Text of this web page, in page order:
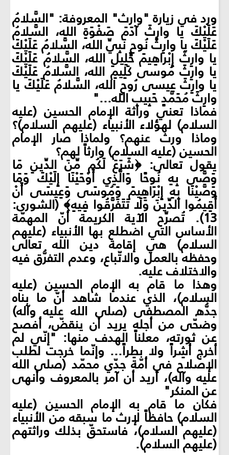
ورد في زيارة "وارث" المعروفة: "السَّلامُ
عَلَيْكَ يا وارِثَ آدَمَ صَفْوَةِ الله، السَّلامُ
عَلَيْكَ يا وارِثَ نُوحٍ نَبِيِّ الله، السَّلامُ عَلَيْكَ
يا وارِثَ إِبْراهِيمَ خَلِيلِ الله، السَّلامُ عَلَيْكَ
يا وارِثَ مُوسى كَلِيمِ الله، السَّلامُ عَلَيْكَ
يا وارِثَ عِيسى رُوحِ الله، السَّلامُ عَلَيْكَ يا
وارِثَ مُحَمَّدٍ حَبِيبِ الله..."
فماذا تعني وراثة الإمام الحسين (عليه
السلام) لهؤلاء الأنبياء (عليهم السلام)؟
وماذا ورث عنهم؟ ولماذا صار الإمام
الحسين (عليه السلام) وارثاً لهم؟
يقول تعالى: ﴿شَرَعَ لَكُم مِّنَ الدِّينِ مَا
وَصَّى بِهِ نُوحًا وَالَّذِي أَوْحَيْنَا إِلَيْكَ وَمَا
وَصَّيْنَا بِهِ إِبْرَاهِيمَ وَمُوسَى وَعِيسَى أَنْ
أَقِيمُوا الدِّينَ وَلَا تَتَفَرَّقُوا فِيهِ﴾ (الشورى:
13). تُصرِّح الآية الكريمة أنّ المهمّة
الأساس التي اضطلع بها الأنبياء (عليهم
السلام) هي إقامة دين الله تعالى
وحفظه بالعمل والاتّباع، وعدم التفرُّق فيه
والاختلاف عليه.
وهذا ما قام به الإمام الحسين (عليه
السلام)، الذي عندما شاهد أنّ ما بناه
جدُّه المصطفى (صلى الله عليه وآله)
وضحّى من أجله يريد أن ينقضّ، أفصح
عن ثورته، معلناً الهدف منها: "إنّي لم
أخرج أشِراً ولا بطِراً... وإنّما خرجت لطلب
الإصلاح في أمّة جدّي محمّد (صلى الله
عليه وآله)، أريد أن آمر بالمعروف وأنهى
عن المنكر"
فكان ما قام به الإمام الحسين (عليه
السلام) حافظاً لإرث ما سبقه من الأنبياء
(عليهم السلام)، فاستحقّ بذلك وراثتهم
(عليهم السلام).